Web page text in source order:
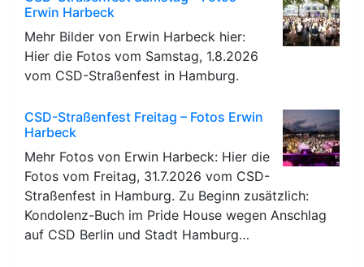
Erwin Harbeck
Mehr Bilder von Erwin Harbeck hier:
Hier die Fotos vom Samstag, 1.8.2026
vom CSD-Straßenfest in Hamburg.
CSD-Straßenfest Freitag – Fotos Erwin
Harbeck
Mehr Fotos von Erwin Harbeck: Hier die
Fotos vom Freitag, 31.7.2026 vom CSD-
Straßenfest in Hamburg. Zu Beginn zusätzlich:
Kondolenz-Buch im Pride House wegen Anschlag
auf CSD Berlin und Stadt Hamburg…